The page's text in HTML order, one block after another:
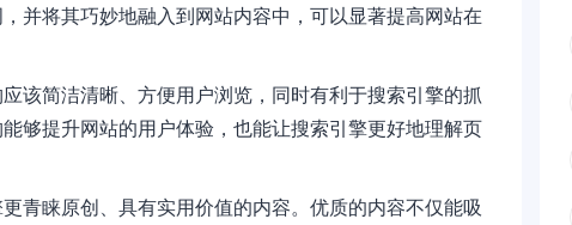
并将其巧妙地融入到网站内容中，可以显著提高网站在
该简洁清晰、方便用户浏览，同时有利于搜索引擎的抓
够提升网站的用户体验，也能让搜索引擎更好地理解页
青睐原创、具有实用价值的内容。优质的内容不仅能吸